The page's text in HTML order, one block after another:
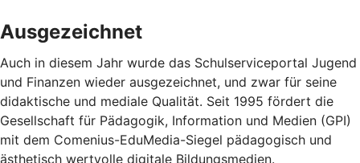
Ausgezeichnet
Auch in diesem Jahr wurde das Schulserviceportal Jugend
und Finanzen wieder ausgezeichnet, und zwar für seine
didaktische und mediale Qualität. Seit 1995 fördert die
Gesellschaft für Pädagogik, Information und Medien (GPI)
mit dem Comenius-EduMedia-Siegel pädagogisch und
ästhetisch wertvolle digitale Bildungsmedien.